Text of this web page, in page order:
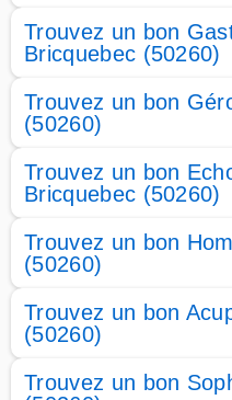
Trouvez un bon
Bricquebec (50260)
Trouvez un bon
(50260)
Trouvez un bon
Bricquebec (50260)
Trouvez un bon
(50260)
Trouvez un bon
(50260)
Trouvez un bon